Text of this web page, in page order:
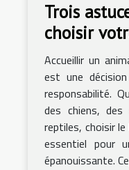
Trois
choisir
compagnie
Accueillir un
est une
responsabilité.
des chiens,
reptiles, choisir
essentiel pour
épanouissante.